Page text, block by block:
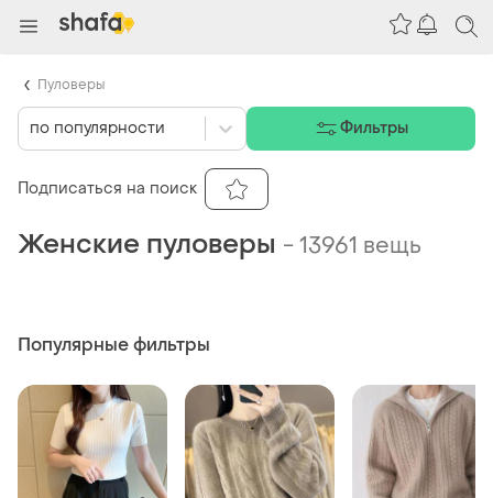
Женские пуловеры -13961 вещь
Популярные фильтры
по популярности Фильтры
Подписаться на поиск
Пуловеры